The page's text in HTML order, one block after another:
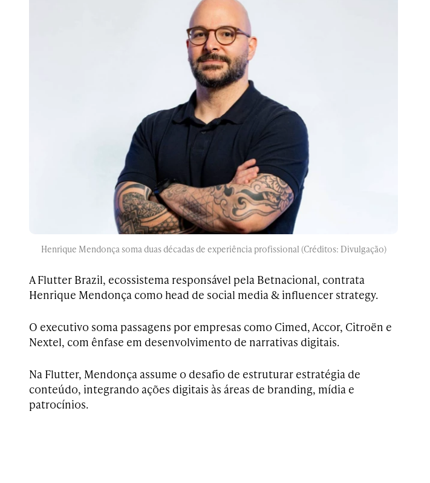
Henrique Mendonça soma duas décadas de experiência profissional (Créditos: Divulgação)
A Flutter Brazil, ecossistema responsável pela Betnacional, contrata
Henrique Mendonça como head de social media & influencer strategy.
O executivo soma passagens por empresas como Cimed, Accor, Citroën e
Nextel, com ênfase em desenvolvimento de narrativas digitais.
Na Flutter, Mendonça assume o desafio de estruturar estratégia de
conteúdo, integrando ações digitais às áreas de branding, mídia e
patrocínios.